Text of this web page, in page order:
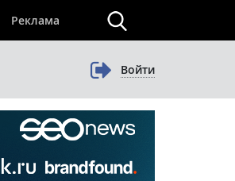
Реклама
Войти